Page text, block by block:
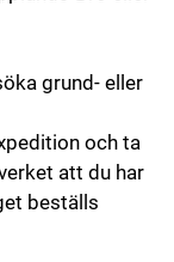
grund- eller
och ta
att du har
beställs